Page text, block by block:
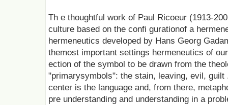
Th e thoughtful work of Paul Ricoeur (1913-
culture based on the confi gurationof a
hermeneutics developed by Hans Georg
themost important settings hermeneutics of
ection of the symbol to be drawn from the
"primarysymbols": the stain, leaving, evil,
center is the language and, from there,
pre understanding and understanding in a